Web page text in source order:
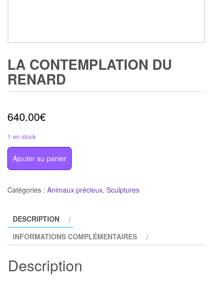
LA CONTEMPLATION DU
RENARD
640.00€
1 en stock
quantité
de
contemplation
renard
Ajouter au panier
Catégories : Animaux précieux, Sculptures
DESCRIPTION
INFORMATIONS COMPLÉMENTAIRES
Description